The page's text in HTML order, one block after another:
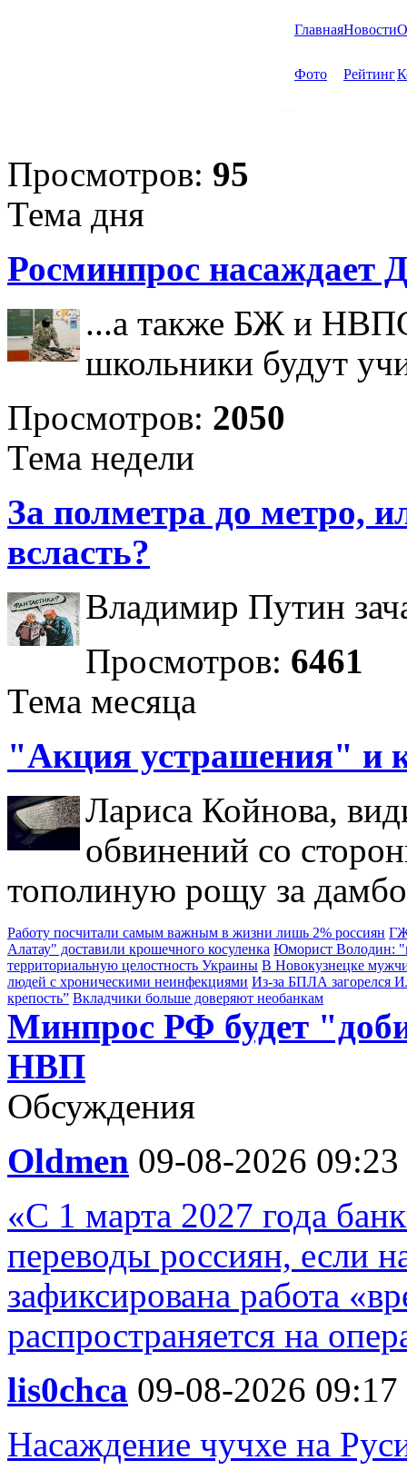
ГлавнаяНовости
Фото Рейтинг
Просмотров: 95
Тема дня
Росминпрос насаждает
...а также БЖ и НВПС
школьники будут
Просмотров: 2050
Тема недели
За полметра до метро,
всласть?
Владимир Путин
Просмотров: 6461
Тема месяца
"Акция устрашения" и
Лариса Койнова,
обвинений со
тополиную рощу за
Работу посчитали самым важным в жизни лишь 2% россиян
Алатау" доставили крошечного косуленка Юморист Володин:
территориальную целостность Украины В Новокузнецке
людей с хроническими неинфекциями Из-за БПЛА загорелся
крепость” Вкладчики больше доверяют необанкам
Минпрос РФ будет
НВП
Обсуждения
Oldmen 09-08-2026 09:23
«С 1 марта 2027 года
переводы россиян, если
зафиксирована работа
распространяется на
lis0chca 09-08-2026 09:17
Насаждение чучхе на